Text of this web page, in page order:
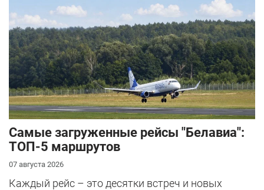
Самые загруженные рейсы "Белавиа":
ТОП-5 маршрутов
07 августа 2026
Каждый рейс – это десятки встреч и новых